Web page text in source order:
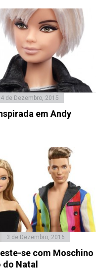
4 de Dezembro, 2015
em Andy
3 de Dezembro, 2016
se com Moschino
do Natal